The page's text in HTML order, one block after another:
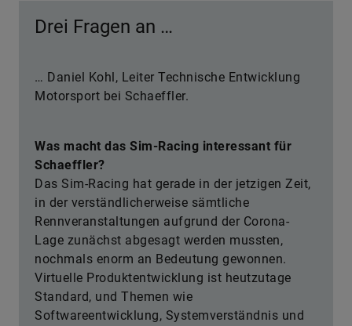
Drei Fragen an …
… Daniel Kohl, Leiter Technische Entwicklung
Motorsport bei Schaeffler.
Was macht das Sim-Racing interessant für
Schaeffler?
Das Sim-Racing hat gerade in der jetzigen Zeit,
in der verständlicherweise sämtliche
Rennveranstaltungen aufgrund der Corona-
Lage zunächst abgesagt werden mussten,
nochmals enorm an Bedeutung gewonnen.
Virtuelle Produktentwicklung ist heutzutage
Standard, und Themen wie
Softwareentwicklung, Systemverständnis und